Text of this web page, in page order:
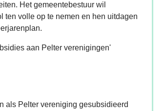
Het gemeentebestuur wil
volle op te nemen en hen uitdagen
aan Pelter verenigingen'
als Pelter vereniging gesubsidieerd